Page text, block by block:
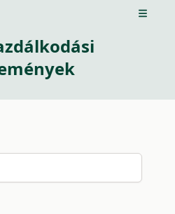
Open